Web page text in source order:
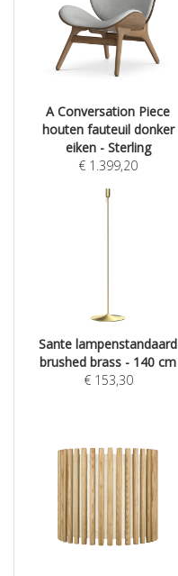
A Conversation Piece
houten fauteuil donker
eiken - Sterling
€ 1.399,20
Sante lampenstandaard
brushed brass - 140 cm
€ 153,30